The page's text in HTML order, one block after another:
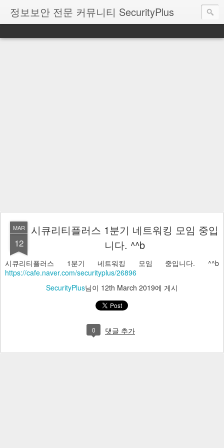
정보보안 전문 커뮤니티 SecurityPlus
MAR
12
시큐리티플러스 1분기 네트워킹 모임 중입
니다. ^^b
시큐리티플러스 1분기 네트워킹 모임 중입니다. ^^b
https://cafe.naver.com/securityplus/26896
SecurityPlus님이 12th March 2019에 게시
0 댓글 추가